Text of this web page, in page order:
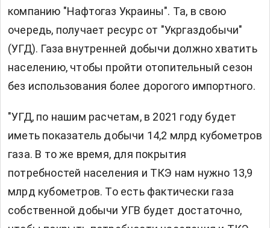
компанию "Нафтогаз Украины". Та, в свою
очередь, получает ресурс от "Укргаздобычи"
(УГД). Газа внутренней добычи должно хватить
населению, чтобы пройти отопительный сезон
без использования более дорогого импортного.
"УГД, по нашим расчетам, в 2021 году будет
иметь показатель добычи 14,2 млрд кубометров
газа. В то же время, для покрытия
потребностей населения и ТКЭ нам нужно 13,9
млрд кубометров. То есть фактически газа
собственной добычи УГВ будет достаточно,